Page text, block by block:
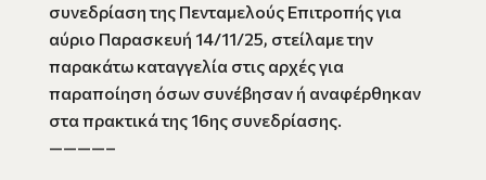
συνεδρίαση της Πενταμελούς Επιτροπής για
αύριο Παρασκευή 14/11/25, στείλαμε την
παρακάτω καταγγελία στις αρχές για
παραποίηση όσων συνέβησαν ή αναφέρθηκαν
στα πρακτικά της 16ης συνεδρίασης.
————–